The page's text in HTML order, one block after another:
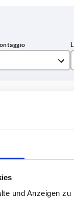
und Anzeigen
a intervalli regolari.
fase prima di